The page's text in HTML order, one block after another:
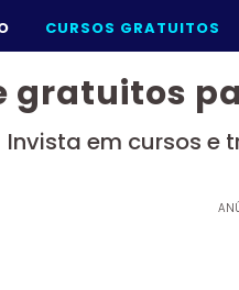
CURSOS GRATUITOS
gratuitos
Invista em cursos e